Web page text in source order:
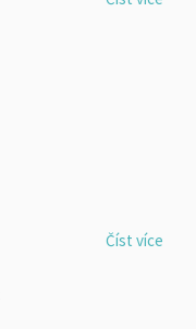
Číst více